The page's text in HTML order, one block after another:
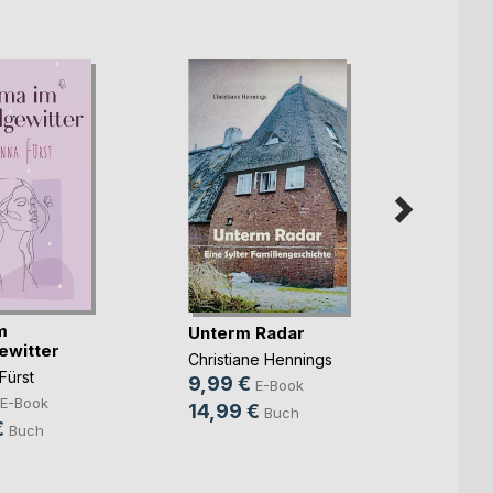
E-Book
Buch
Unterm Radar
Christiane Hennings
9,99 € E-Book
14,99 € Buch